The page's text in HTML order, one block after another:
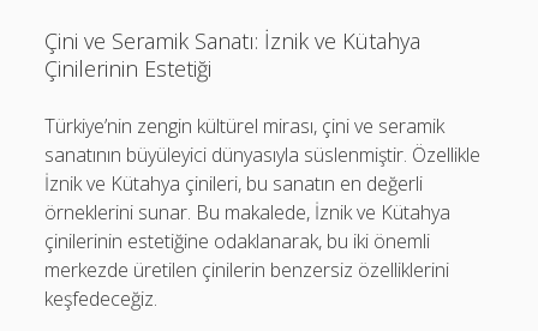
Çini ve Seramik Sanatı: İznik ve Kütahya
Çinilerinin Estetiği
Türkiye’nin zengin kültürel mirası, çini ve seramik
sanatının büyüleyici dünyasıyla süslenmiştir. Özellikle
İznik ve Kütahya çinileri, bu sanatın en değerli
örneklerini sunar. Bu makalede, İznik ve Kütahya
çinilerinin estetiğine odaklanarak, bu iki önemli
merkezde üretilen çinilerin benzersiz özelliklerini
keşfedeceğiz.